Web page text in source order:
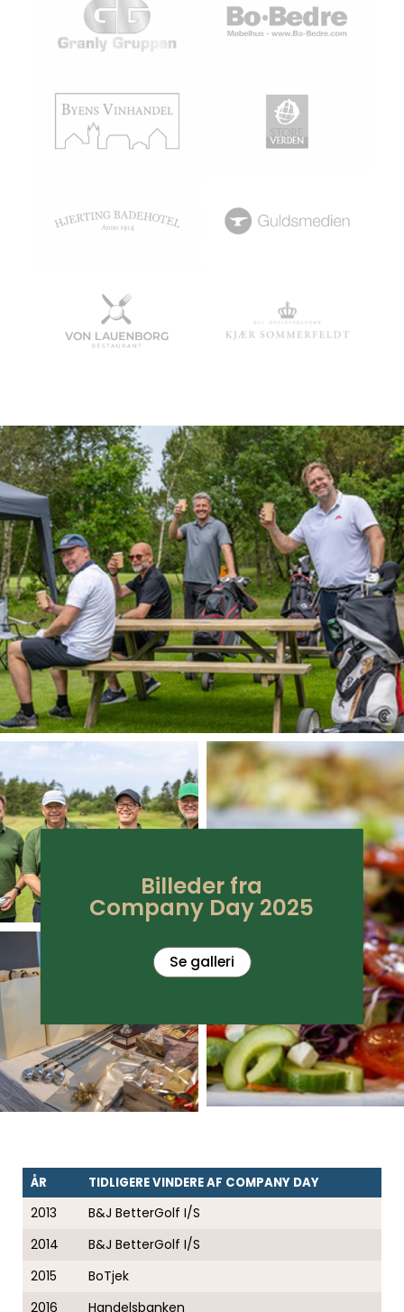
Billeder fra
Company Day 2025
Se galleri
ÅR TIDLIGERE VINDERE AF COMPANY DAY
2013
B&J BetterGolf I/S
2014
B&J BetterGolf I/S
2015
BoTjek
2016
Handelsbanken